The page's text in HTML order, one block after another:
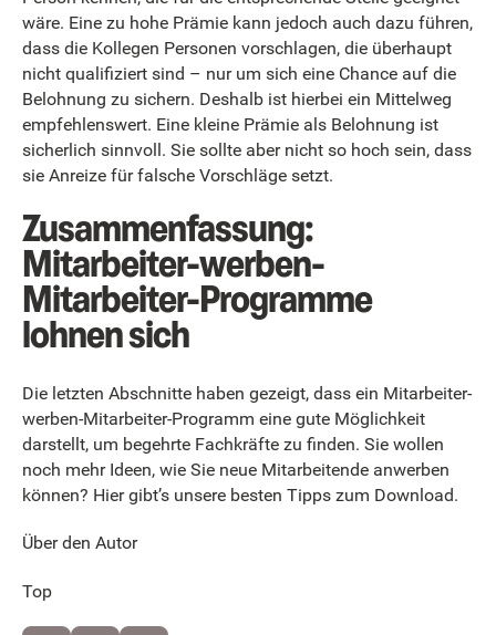
wäre. Eine zu hohe Prämie kann jedoch auch dazu führen,
dass die Kollegen Personen vorschlagen, die überhaupt
nicht qualifiziert sind – nur um sich eine Chance auf die
Belohnung zu sichern. Deshalb ist hierbei ein Mittelweg
empfehlenswert. Eine kleine Prämie als Belohnung ist
sicherlich sinnvoll. Sie sollte aber nicht so hoch sein, dass
sie Anreize für falsche Vorschläge setzt.
Zusammenfassung:
Mitarbeiter-werben-
Mitarbeiter-Programme
lohnen sich
Die letzten Abschnitte haben gezeigt, dass ein Mitarbeiter-
werben-Mitarbeiter-Programm eine gute Möglichkeit
darstellt, um begehrte Fachkräfte zu finden. Sie wollen
noch mehr Ideen, wie Sie neue Mitarbeitende anwerben
können? Hier gibt’s unsere besten Tipps zum Download.
Über den Autor
Top